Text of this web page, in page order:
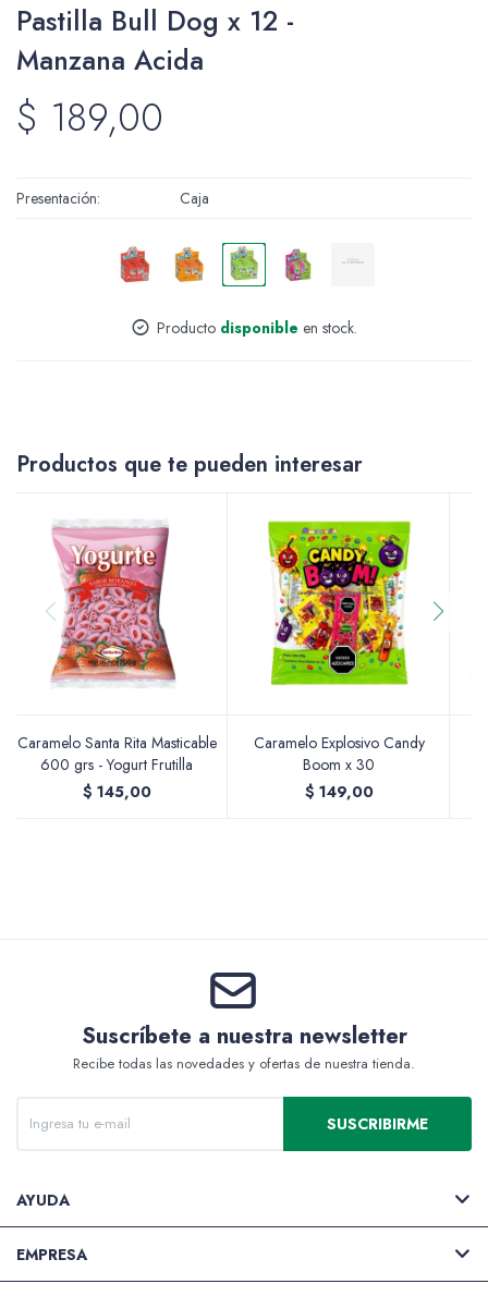
Pastilla Bull Dog x 12 -
Manzana Acida
$ 189,00
Presentación Caja
Producto disponible en stock.
Productos que te pueden interesar
Caramelo Santa Rita Masticable
600 grs - Yogurt Frutilla
$ 145,00
Caramelo Explosivo Candy
Boom x 30
$ 149,00
Suscríbete a nuestra newsletter
Recibe todas las novedades y ofertas de nuestra tienda.
SUSCRIBIRME
AYUDA
EMPRESA
Maquillaje
Perfumería
Varios
Pinturas
Soportes Artísticos
Pinceles
Accesorios de arte